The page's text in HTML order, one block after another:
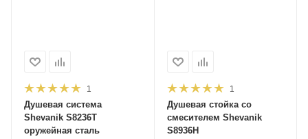
1
Душевая система
Shevanik S8236T
оружейная сталь
1
Душевая стойка со
смесителем Shevanik
S8936H